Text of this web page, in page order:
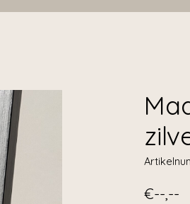
€--,--